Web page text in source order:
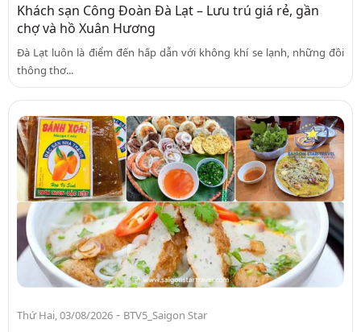
Khách sạn Công Đoàn Đà Lạt – Lưu trú giá rẻ, gần
chợ và hồ Xuân Hương
Đà Lạt luôn là điểm đến hấp dẫn với không khí se lạnh, những đồi
thông thơ...
Thứ Hai, 03/08/2026 - BTV5_Saigon Star